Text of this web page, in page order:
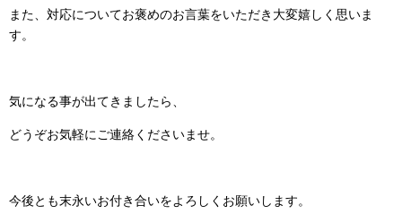
また、対応についてお褒めのお言葉をいただき大変嬉しく思いま
す。
気になる事が出てきましたら、
どうぞお気軽にご連絡くださいませ。
今後とも末永いお付き合いをよろしくお願いします。